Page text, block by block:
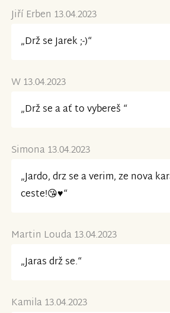
Jiří Erben 13.04.2023
„Drž se Jarek ;-)“
W 13.04.2023
„Drž se a ať to vybereš “
Simona 13.04.2023
„Jardo, drz se a verim, ze nova
ceste!😘♥️“
Martin Louda 13.04.2023
„Jaras drž se.“
Kamila 13.04.2023